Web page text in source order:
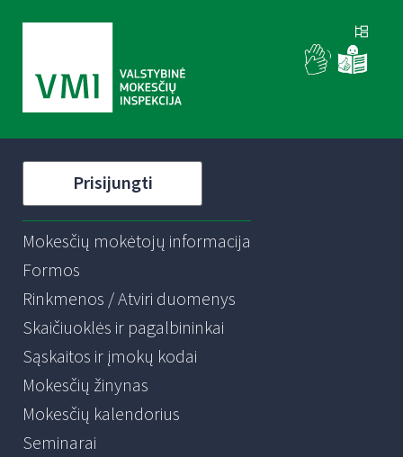
Prisijungti
Mokesčių mokėtojų informacija
Formos
Rinkmenos / Atviri duomenys
Skaičiuoklės ir pagalbininkai
Sąskaitos ir įmokų kodai
Mokesčių žinynas
Mokesčių kalendorius
Seminarai